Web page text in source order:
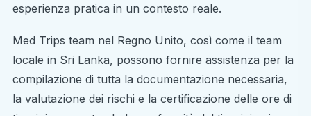
esperienza pratica in un contesto reale.
Med Trips team nel Regno Unito, così come il team
locale in Sri Lanka, possono fornire assistenza per la
compilazione di tutta la documentazione necessaria,
la valutazione dei rischi e la certificazione delle ore di